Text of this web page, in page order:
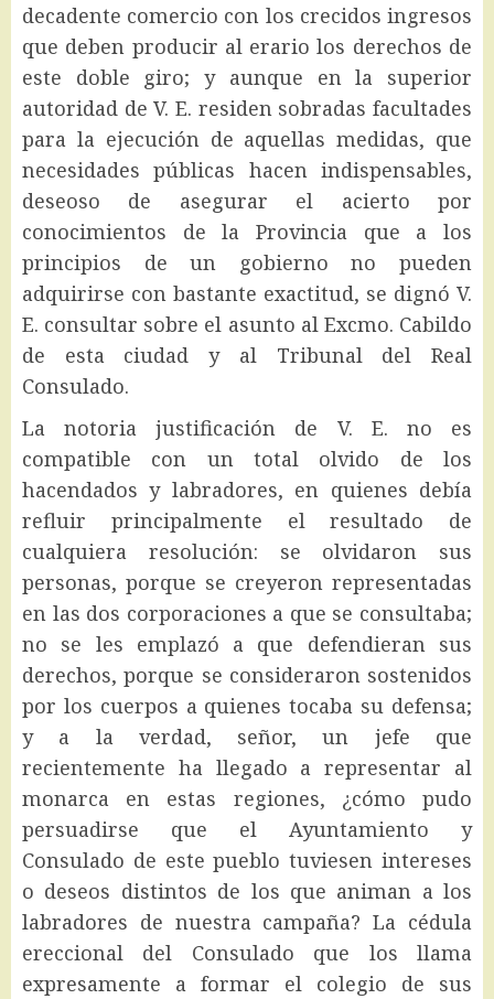
decadente comercio con los crecidos ingresos
que deben producir al erario los derechos de
este doble giro; y aunque en la superior
autoridad de V. E. residen sobradas facultades
para la ejecución de aquellas medidas, que
necesidades públicas hacen indispensables,
deseoso de asegurar el acierto por
conocimientos de la Provincia que a los
principios de un gobierno no pueden
adquirirse con bastante exactitud, se dignó V.
E. consultar sobre el asunto al Excmo. Cabildo
de esta ciudad y al Tribunal del Real
Consulado.
La notoria justificación de V. E. no es
compatible con un total olvido de los
hacendados y labradores, en quienes debía
refluir principalmente el resultado de
cualquiera resolución: se olvidaron sus
personas, porque se creyeron representadas
en las dos corporaciones a que se consultaba;
no se les emplazó a que defendieran sus
derechos, porque se consideraron sostenidos
por los cuerpos a quienes tocaba su defensa;
y a la verdad, señor, un jefe que
recientemente ha llegado a representar al
monarca en estas regiones, ¿cómo pudo
persuadirse que el Ayuntamiento y
Consulado de este pueblo tuviesen intereses
o deseos distintos de los que animan a los
labradores de nuestra campaña? La cédula
ereccional del Consulado que los llama
expresamente a formar el colegio de sus